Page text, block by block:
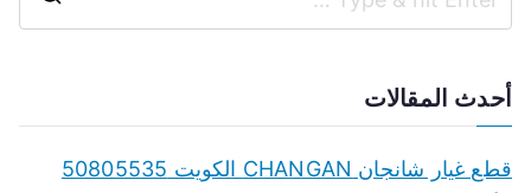
r
أحدث المقالات
قطع غيار شانجان CHANGAN الكويت 50805535